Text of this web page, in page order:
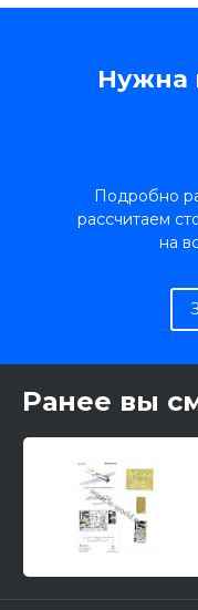
Нужна
Подробно
рассчитаем
на
Ранее вы